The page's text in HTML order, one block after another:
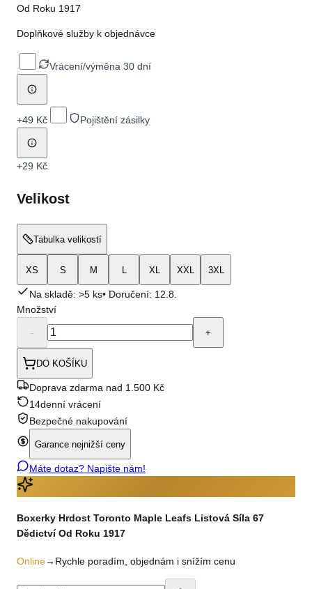
Od Roku 1917
Doplňkové služby k objednávce
Vrácení/výměna 30 dní
+49 Kč Pojištění zásilky
+29 Kč
Velikost
Tabulka velikostí
XS S M L XL XXL 3XL
Na skladě: >5 ks• Doručení: 12.8.
Množství
- +
DO KOŠÍKU
Doprava zdarma nad 1.500 Kč
14denní vrácení
Bezpečné nakupování
Garance nejnižší ceny
Máte dotaz? Napište nám!
Boxerky Hrdost Toronto Maple Leafs Listová Síla 67
Dědictví Od Roku 1917
Online→ Rychle poradím, objednám i snížím cenu